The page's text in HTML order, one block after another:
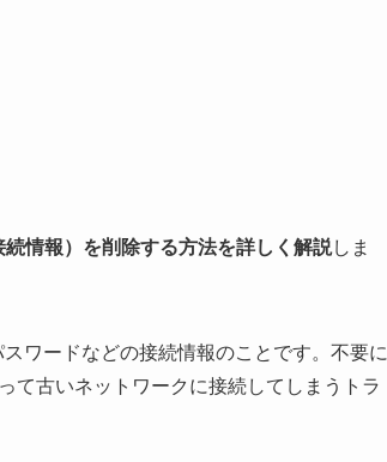
情報）を削除する方法を詳しく解説しま
ワードなどの接続情報のことです。不要に
て古いネットワークに接続してしまうトラ